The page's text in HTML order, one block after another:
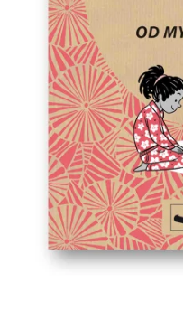
Rozprávky a príbehy
Lacné knihy